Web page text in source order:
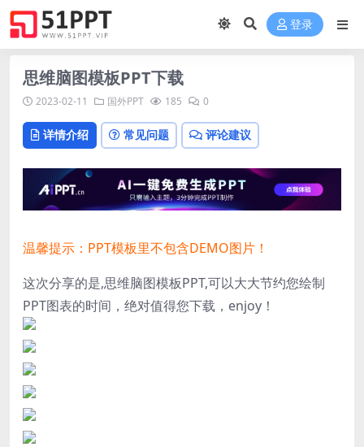
登录
思维脑图模板PPT下载
2023-02-11 国外PPT 185 0
详情介绍 常见问题 评论建议
温馨提示：PPT模板里不包含DEMO图片！
这次分享的是,思维脑图模板PPT,可以大大节约您绘制
PPT图表的时间，绝对值得您下载，enjoy！